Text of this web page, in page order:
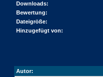
Downloads:
Bewertung:
Dateigröße:
Hinzugefügt von:
Autor: